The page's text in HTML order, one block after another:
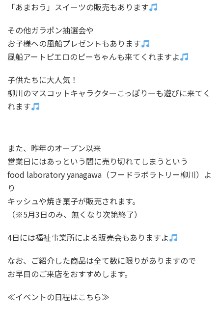
「あまおう」スイーツの販売もあります
その他ガラポン抽選会や
お子様への風船プレゼントもあります
風船アートピエロのピーちゃんも来てくれますよ
子供たちに大人気！
柳川のマスコットキャラクターこっぽりーも遊びに来てく
れます
また、昨年のオープン以来
営業日にはあっという間に売り切れてしまうという
food laboratory yanagawa（フードラボラトリー柳川）よ
り
キッシュや焼き菓子が販売されます。
（※5月3日のみ、無くなり次第終了）
4日には福祉事業所による販売会もありますよ
なお、ご紹介した商品は全て数に限りがありますので
お早目のご来店をおすすめします。
≪イベントの日程はこちら≫